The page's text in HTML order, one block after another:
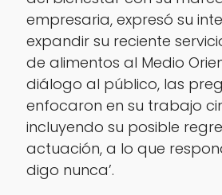
empresaria, expresó su
expandir su reciente
de alimentos al Medio
diálogo al público, las
enfocaron en su trabajo
incluyendo su posible
actuación, a lo que
digo nunca’.